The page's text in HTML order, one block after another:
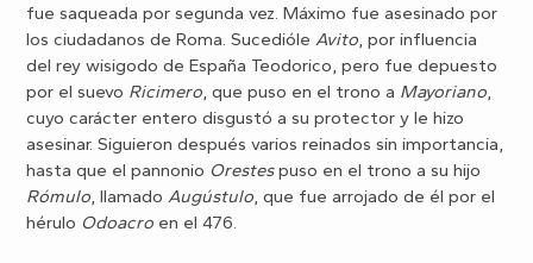
fue saqueada por segunda vez. Máximo fue asesinado por
los ciudadanos de Roma. SucedióleAvito, por influencia
del rey wisigodo de España Teodorico, pero fue depuesto
por el suevo Ricimero, que puso en el trono a Mayoriano,
cuyo carácter entero disgustó a su protector y le hizo
asesinar. Siguieron después varios reinados sin importancia,
hasta que el pannonio Orestespuso en el trono a su hijo
Rómulo, llamadoAugústulo, que fue arrojado de él por el
hérulo Odoacro en el 476.